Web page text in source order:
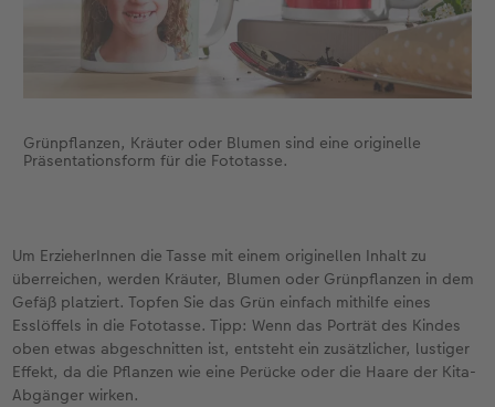
Grünpflanzen, Kräuter oder Blumen sind eine originelle
Präsentationsform für die Fototasse.
Um ErzieherInnen die Tasse mit einem originellen Inhalt zu
überreichen, werden Kräuter, Blumen oder Grünpflanzen in dem
Gefäß platziert. Topfen Sie das Grün einfach mithilfe eines
Esslöffels in die Fototasse. Tipp: Wenn das Porträt des Kindes
oben etwas abgeschnitten ist, entsteht ein zusätzlicher, lustiger
Effekt, da die Pflanzen wie eine Perücke oder die Haare der Kita-
Abgänger wirken.